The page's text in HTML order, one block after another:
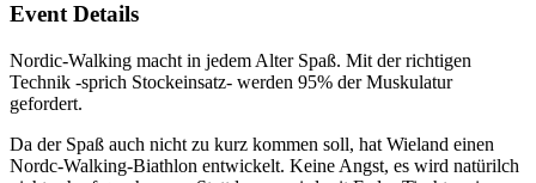
Event Details
Nordic-Walking macht in jedem Alter Spaß. Mit der richtigen
Technik -sprich Stockeinsatz- werden 95% der Muskulatur
gefordert.
Da der Spaß auch nicht zu kurz kommen soll, hat Wieland einen
Nordc-Walking-Biathlon entwickelt. Keine Angst, es wird natürilch